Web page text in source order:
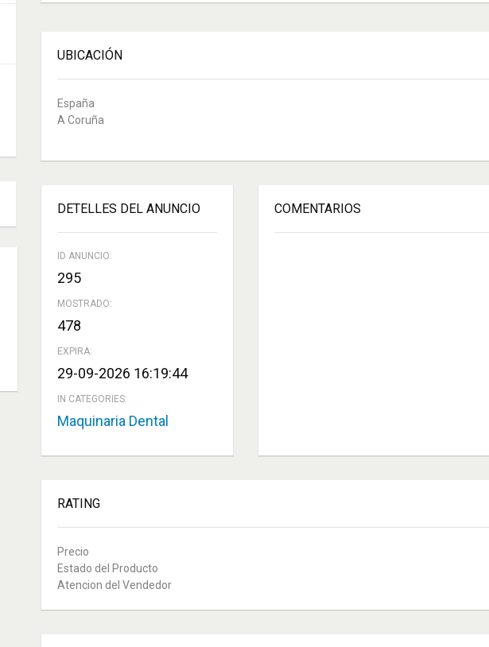
UBICACIÓN
España
A Coruña
DETELLES DEL ANUNCIO
ID ANUNCIO:
295
MOSTRADO:
478
EXPIRA:
29-09-2026 16:19:44
IN CATEGORIES:
Maquinaria Dental
COMENTARIOS
RATING
Precio
Estado del Producto
Atencion del Vendedor